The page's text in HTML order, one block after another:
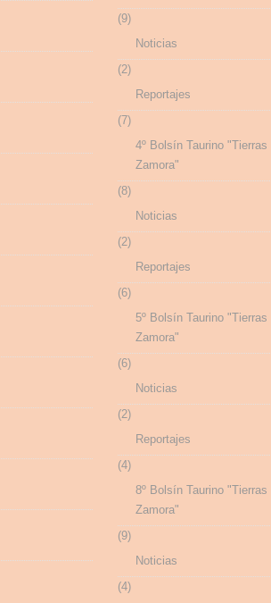
(9)
Noticias
(2)
Reportajes
(7)
4º Bolsín Taurino "Tierras
Zamora"
(8)
Noticias
(2)
Reportajes
(6)
5º Bolsín Taurino "Tierras
Zamora"
(6)
Noticias
(2)
Reportajes
(4)
8º Bolsín Taurino "Tierras
Zamora"
(9)
Noticias
(4)